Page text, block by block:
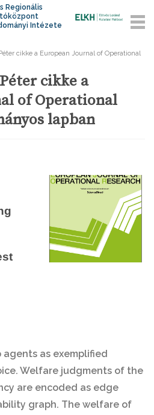
Regionális
Intézete
cikke a European Journal of Operational
cikke a
of Operational
lapban
as exemplified
Welfare judgments of the
are encoded as edge
graph. The welfare of